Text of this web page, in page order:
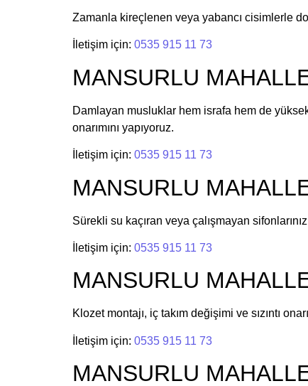
Zamanla kireçlenen veya yabancı cisimlerle
İletişim için: 0535 915 11 73
MANSURLU
Damlayan musluklar hem israfa hem de
onarımını yapıyoruz.
İletişim için: 0535 915 11 73
MANSURLU
Sürekli su kaçıran veya çalışmayan
İletişim için: 0535 915 11 73
MANSURLU
Klozet montajı, iç takım değişimi ve sızıntı
İletişim için: 0535 915 11 73
MANSURLU